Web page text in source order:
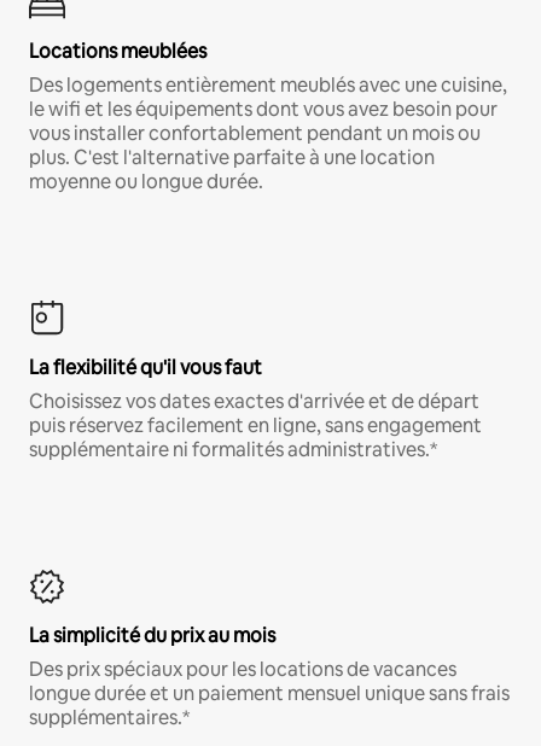
Locations meublées
Des logements entièrement meublés avec une cuisine,
le wifi et les équipements dont vous avez besoin pour
vous installer confortablement pendant un mois ou
plus. C'est l'alternative parfaite à une location
moyenne ou longue durée.
La flexibilité qu'il vous faut
Choisissez vos dates exactes d'arrivée et de départ
puis réservez facilement en ligne, sans engagement
supplémentaire ni formalités administratives.*
La simplicité du prix au mois
Des prix spéciaux pour les locations de vacances
longue durée et un paiement mensuel unique sans frais
supplémentaires.*